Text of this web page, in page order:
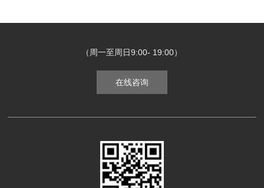
（周一至周日9:00- 19:00）
在线咨询